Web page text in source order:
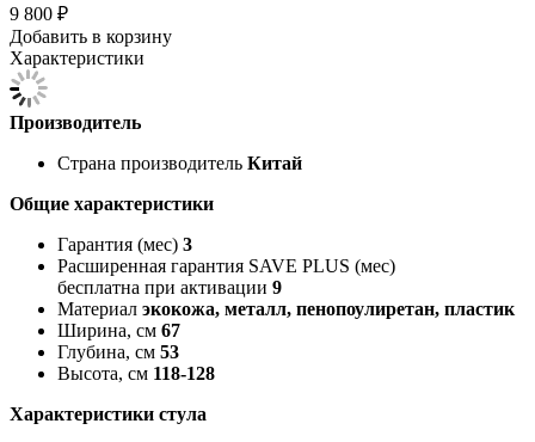
9 800 ₽
Добавить в корзину
Характеристики
Производитель
Страна производитель Китай
Общие характеристики
Гарантия (мес) 3
Расширенная гарантия SAVE PLUS (мес)
бесплатна при активации 9
Материал экокожа, металл, пенопоулиретан, пластик
Ширина, см 67
Глубина, см 53
Высота, см 118-128
Характеристики стула